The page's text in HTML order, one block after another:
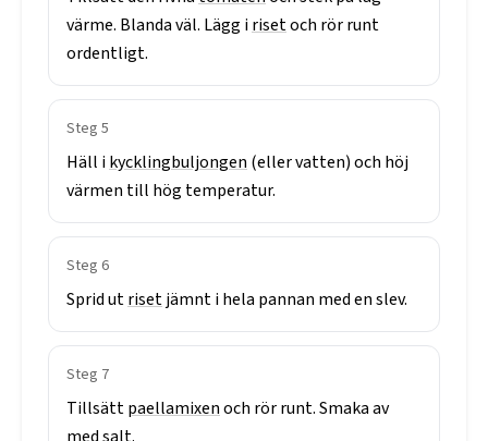
värme. Blandaväl. Lägg irisetoch rörrunt
ordentligt.
Steg 5
Häll ikycklingbuljongen (ellervatten)och höj
värmen till hög temperatur.
Steg 6
Spridutrisetjämntihela pannan medenslev.
Steg 7
Tillsättpaellamixenoch rörrunt.Smakaav